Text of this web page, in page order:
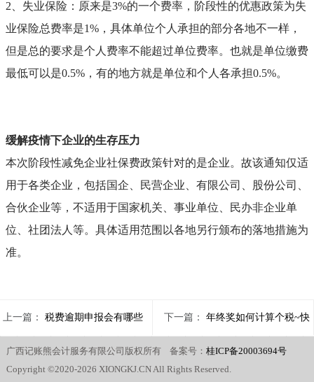
2、失业保险：原来是3%的一个费率，阶段性的优惠政策为失
业保险总费率是1%，具体单位个人承担的部分各地不一样，
但是总的要求是个人费率不能超过单位费率。也就是单位缴费
最低可以是0.5%，有的地方就是单位和个人各承担0.5%。
缓解疫情下企业的生存压力
本次阶段性减免企业社保费政策针对的是企业。故该通知仅适
用于各类企业，包括国企、民营企业、有限公司、股份公司、
合伙企业等，不适用于国家机关、事业单位、民办非企业单
位、社团法人等。具体适用范围以各地另行颁布的落地措施为
准。
上一篇：税费逾期申报会有哪些
影响？
下一篇：年终奖如何计算个税~快
来看
广西记账熊会计服务有限公司版权所有 备案号： 桂ICP备20003694号
Copyright ©2020-2026 XIONGKJ.CN All Rights Reserved.